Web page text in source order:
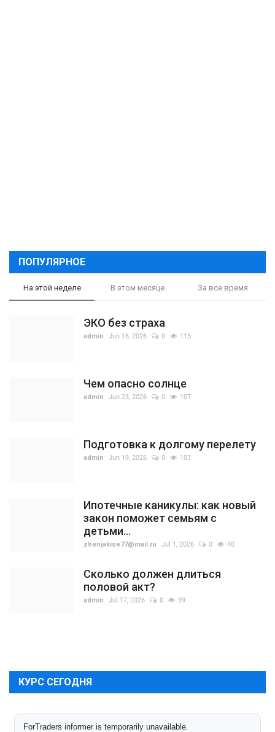
ПОПУЛЯРНОЕ
На этой неделе В этом месяце За все время
ЭКО без страха
admin Jun 16, 2026 0 113
Чем опасно солнце
admin Jun 23, 2026 0 107
Подготовка к долгому перелету
admin Jun 19, 2026 0 103
Ипотечные каникулы: как новый
закон поможет семьям с
детьми...
zhenjakise77@mail.ru Jul 1, 2026 0 40
Сколько должен длиться
половой акт?
admin Jul 17, 2026 0 39
КУРС СЕГОДНЯ